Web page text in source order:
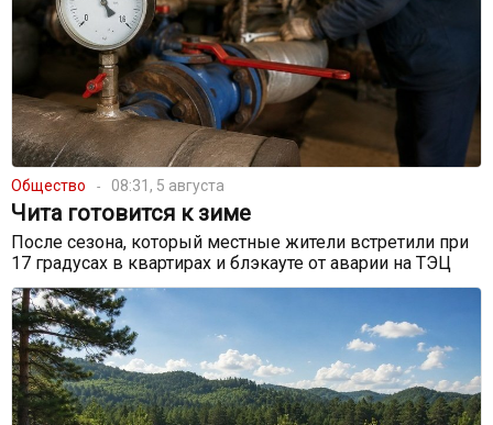
Общество 08:31, 5 августа
Чита готовится к зиме
После сезона, который местные жители встретили при
17 градусах в квартирах и блэкауте от аварии на ТЭЦ